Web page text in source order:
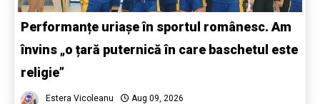
Performanțe uriașe în sportul românesc. Am
învins „o țară puternică în care baschetul este
religie”
Estera Vicoleanu Aug 09, 2026